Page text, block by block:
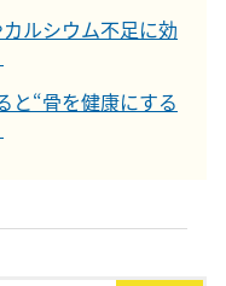
ルシウム不足に効
と“骨を健康にする